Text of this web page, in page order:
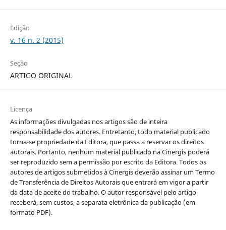
Edição
v. 16 n. 2 (2015)
Seção
ARTIGO ORIGINAL
Licença
As informações divulgadas nos artigos são de inteira
responsabilidade dos autores. Entretanto, todo material publicado
torna-se propriedade da Editora, que passa a reservar os direitos
autorais. Portanto, nenhum material publicado na Cinergis poderá
ser reproduzido sem a permissão por escrito da Editora. Todos os
autores de artigos submetidos à Cinergis deverão assinar um Termo
de Transferência de Direitos Autorais que entrará em vigor a partir
da data de aceite do trabalho. O autor responsável pelo artigo
receberá, sem custos, a separata eletrônica da publicação (em
formato PDF).